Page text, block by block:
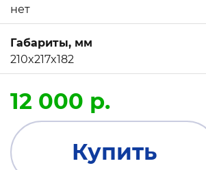
нет
Габариты, мм
210x217x182
12 000 р.
Купить